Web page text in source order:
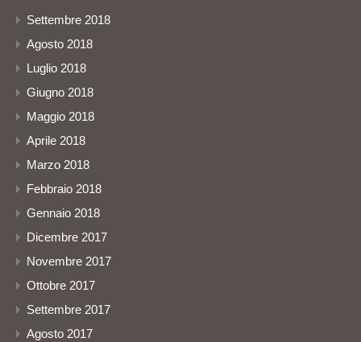
Settembre 2018
Agosto 2018
Luglio 2018
Giugno 2018
Maggio 2018
Aprile 2018
Marzo 2018
Febbraio 2018
Gennaio 2018
Dicembre 2017
Novembre 2017
Ottobre 2017
Settembre 2017
Agosto 2017